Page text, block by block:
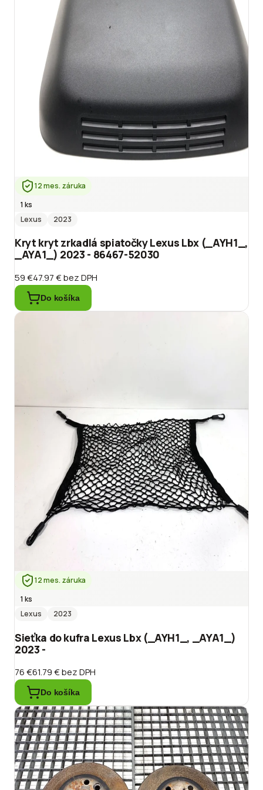
12 mes. záruka
1 ks
Lexus
2023
Kryt kryt zrkadlá spiatočky Lexus Lbx (_AYH1_,
_AYA1_) 2023 - 86467-52030
59 €47.97 €bez DPH
Do košíka
12 mes. záruka
1 ks
Lexus
2023
Sieťka do kufra Lexus Lbx (_AYH1_, _AYA1_)
2023 -
76 €61.79 €bez DPH
Do košíka